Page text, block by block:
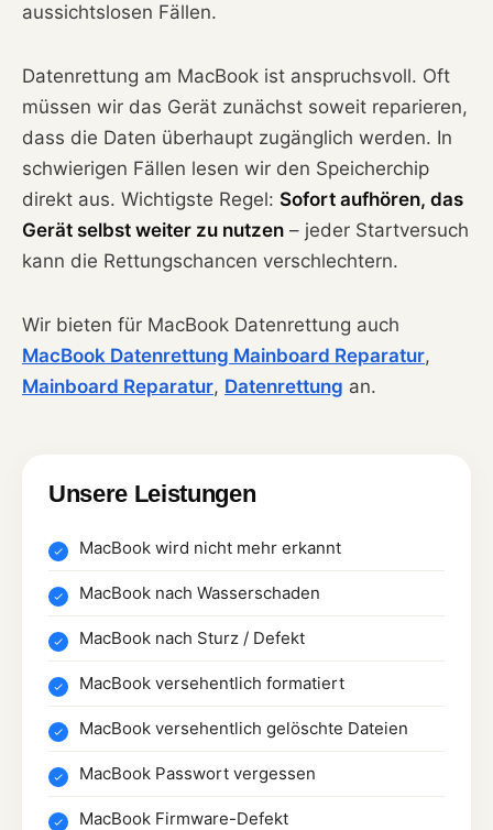
aussichtslosen Fällen.
Datenrettung am MacBook ist anspruchsvoll. Oft
müssen wir das Gerät zunächst soweit reparieren,
dass die Daten überhaupt zugänglich werden. In
schwierigen Fällen lesen wir den Speicherchip
direkt aus. Wichtigste Regel: Sofort aufhören, das
Gerät selbst weiter zu nutzen – jeder Startversuch
kann die Rettungschancen verschlechtern.
Wir bieten für MacBook Datenrettung auch
MacBook Datenrettung Mainboard Reparatur,
Mainboard Reparatur, Datenrettung an.
Unsere Leistungen
MacBook wird nicht mehr erkannt
MacBook nach Wasserschaden
MacBook nach Sturz / Defekt
MacBook versehentlich formatiert
MacBook versehentlich gelöschte Dateien
MacBook Passwort vergessen
MacBook Firmware-Defekt